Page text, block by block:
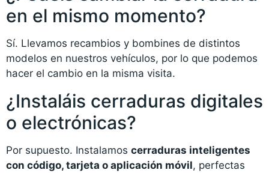
en el mismo momento?
Sí. Llevamos recambios y bombines de distintos
modelos en nuestros vehículos, por lo que podemos
hacer el cambio en la misma visita.
¿Instaláis cerraduras digitales
o electrónicas?
Por supuesto. Instalamos cerraduras inteligentes
con código, tarjeta o aplicación móvil, perfectas